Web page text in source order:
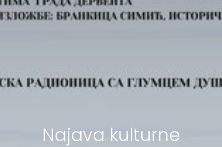
Najava kulturne